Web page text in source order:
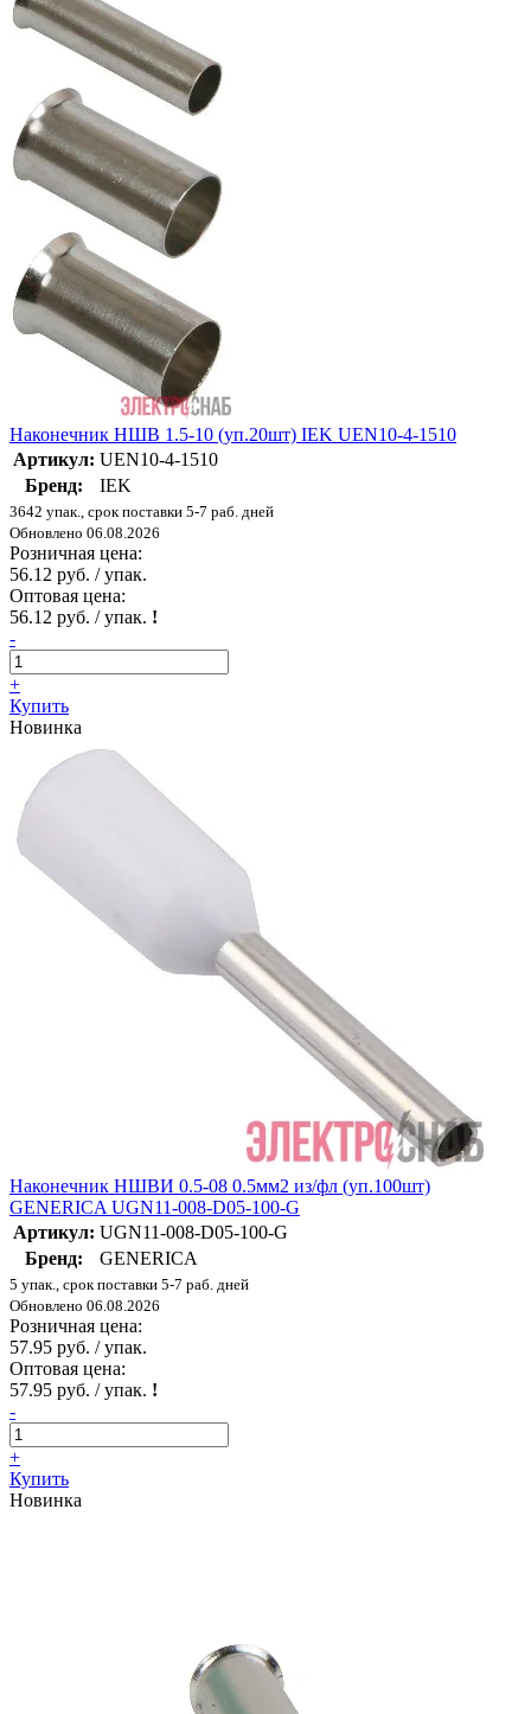
Наконечник НШВ 1.5-10 (уп.20шт) IEK UEN10-4-1510
Артикул: UEN10-4-1510
Бренд:
IEK
3642 упак., срок поставки 5-7 раб. дней
Обновлено 06.08.2026
Розничная цена:
56.12 руб. / упак.
Оптовая цена:
56.12 руб. / упак. !
-
+
Купить
Новинка
Наконечник НШВИ 0.5-08 0.5мм2 из/фл (уп.100шт)
GENERICA UGN11-008-D05-100-G
Артикул: UGN11-008-D05-100-G
Бренд:
GENERICA
5 упак., срок поставки 5-7 раб. дней
Обновлено 06.08.2026
Розничная цена:
57.95 руб. / упак.
Оптовая цена:
57.95 руб. / упак. !
-
+
Купить
Новинка